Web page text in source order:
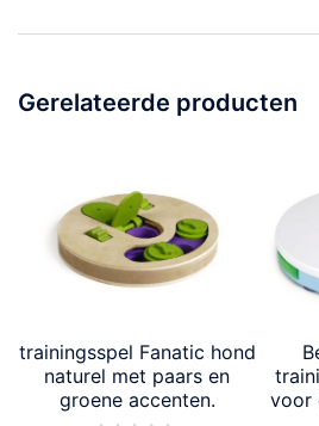
Gerelateerde producten
trainingsspel Fanatic hond
naturel met paars en
groene accenten.
voor